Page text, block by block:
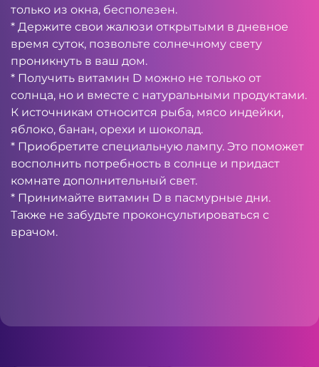
только из окна, бесполезен.
* Держите свои жалюзи открытыми в дневное
время суток, позвольте солнечному свету
проникнуть в ваш дом.
* Получить витамин D можно не только от
солнца, но и вместе с натуральными продуктами.
К источникам относится рыба, мясо индейки,
яблоко, банан, орехи и шоколад.
* Приобретите специальную лампу. Это поможет
восполнить потребность в солнце и придаст
комнате дополнительный свет.
* Принимайте витамин D в пасмурные дни.
Также не забудьте проконсультироваться с
врачом.